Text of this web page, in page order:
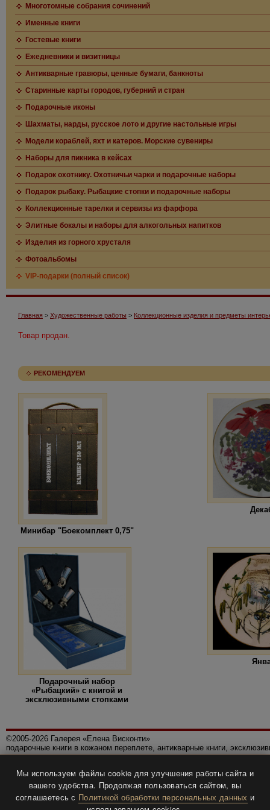
Многотомные собрания сочинений
Именные книги
Гостевые книги
Ежедневники и визитницы
Антикварные гравюры, ценные бумаги, банкноты
Старинные карты городов, губерний и стран
Подарочные иконы
Шахматы, нарды, русское лото и другие настольные игры
Модели кораблей, яхт и катеров. Морские сувениры
Наборы для пикника в кейсах
Подарок охотнику. Охотничьи чарки и подарочные наборы
Подарок рыбаку. Рыбацкие стопки и подарочные наборы
Коллекционные тарелки и сервизы из фарфора
Элитные бокалы и наборы для алкогольных напитков
Изделия из горного хрусталя
Фотоальбомы
VIP-подарки (полный список)
Главная > Художественные работы > Коллекционные изделия и предметы
Товар продан.
РЕКОМЕНДУЕМ
Минибар "Боекомплект 0,75"
Подарочный набор
«Рыбацкий» с книгой и
эксклюзивными стопками
©2005-2026 Галерея «Елена Висконти»
подарочные книги в кожаном переплете, антикварные книги,
Политика конфиденциальности
Все права защищены.
Разработка и дизайнBTV-info.
Мы используем файлы cookie для улучшения работы сайта и
вашего удобства. Продолжая пользоваться сайтом, вы
соглашаетесь с Политикой обработки персональных данных и